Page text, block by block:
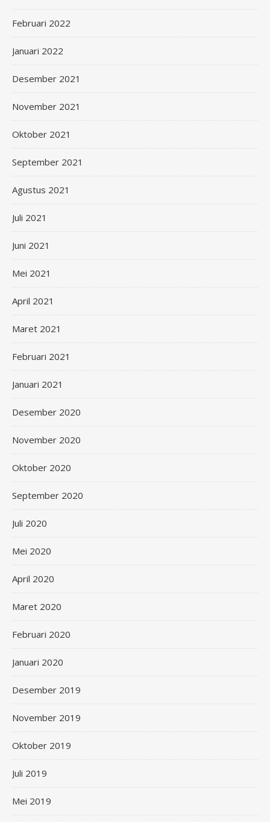
Februari 2022
Januari 2022
Desember 2021
November 2021
Oktober 2021
September 2021
Agustus 2021
Juli 2021
Juni 2021
Mei 2021
April 2021
Maret 2021
Februari 2021
Januari 2021
Desember 2020
November 2020
Oktober 2020
September 2020
Juli 2020
Mei 2020
April 2020
Maret 2020
Februari 2020
Januari 2020
Desember 2019
November 2019
Oktober 2019
Juli 2019
Mei 2019